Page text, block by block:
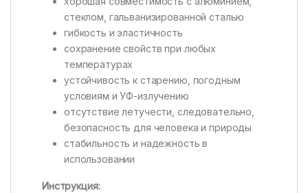
стеклом, гальванизированной сталью
гибкость и эластичность
сохранение свойств при любых
температурах
устойчивость к старению, погодным
условиям и УФ-излучению
отсутствие летучести, следовательно,
безопасность для человека и природы
стабильность и надежность в
использовании
Инструкция: